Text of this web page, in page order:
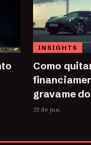
INSIGHTS
Como
gravame
23 de jun.